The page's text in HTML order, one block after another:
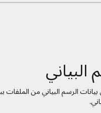
البياني
الرسم البياني من